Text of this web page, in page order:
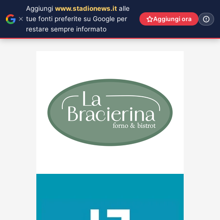
Aggiungi www.stadionews.it alle
tue fonti preferite su Google per
restare sempre informato
Aggiungi ora